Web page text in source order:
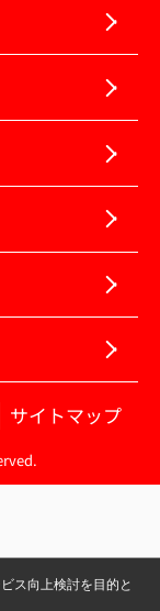
サイトマップ
ス向上検討を目的と